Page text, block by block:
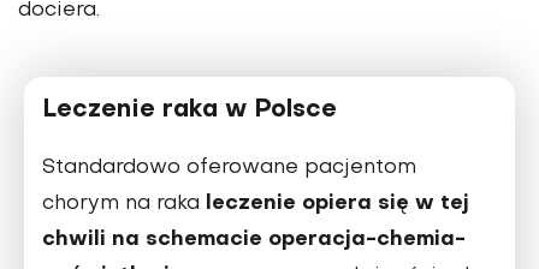
dociera.
Leczenie raka w Polsce
Standardowo oferowane pacjentom
chorym na raka
leczenie opiera się w tej
chwili na schemacie operacja-chemia-